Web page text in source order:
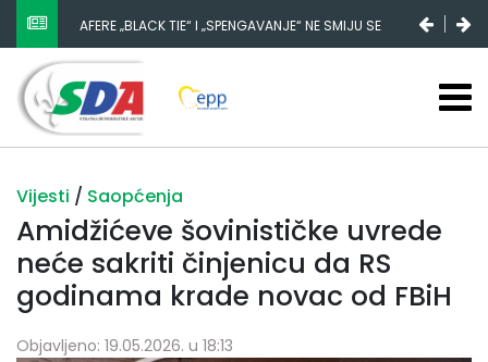
AFERE „BLACK TIE“ I „SPENGAVANJE“ NE SMIJU SE
ZATAŠKATI
Vijesti / Saopćenja
Amidžićeve šovinističke uvrede
neće sakriti činjenicu da RS
godinama krade novac od FBiH
Objavljeno: 19.05.2026. u 18:13